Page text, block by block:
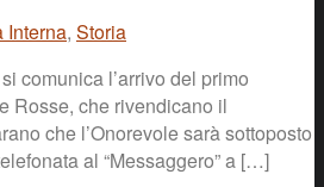
Interna, Storia
comunica l’arrivo del primo
Rosse, che rivendicano il
che l’Onorevole sarà sottoposto
al “Messaggero” a […]